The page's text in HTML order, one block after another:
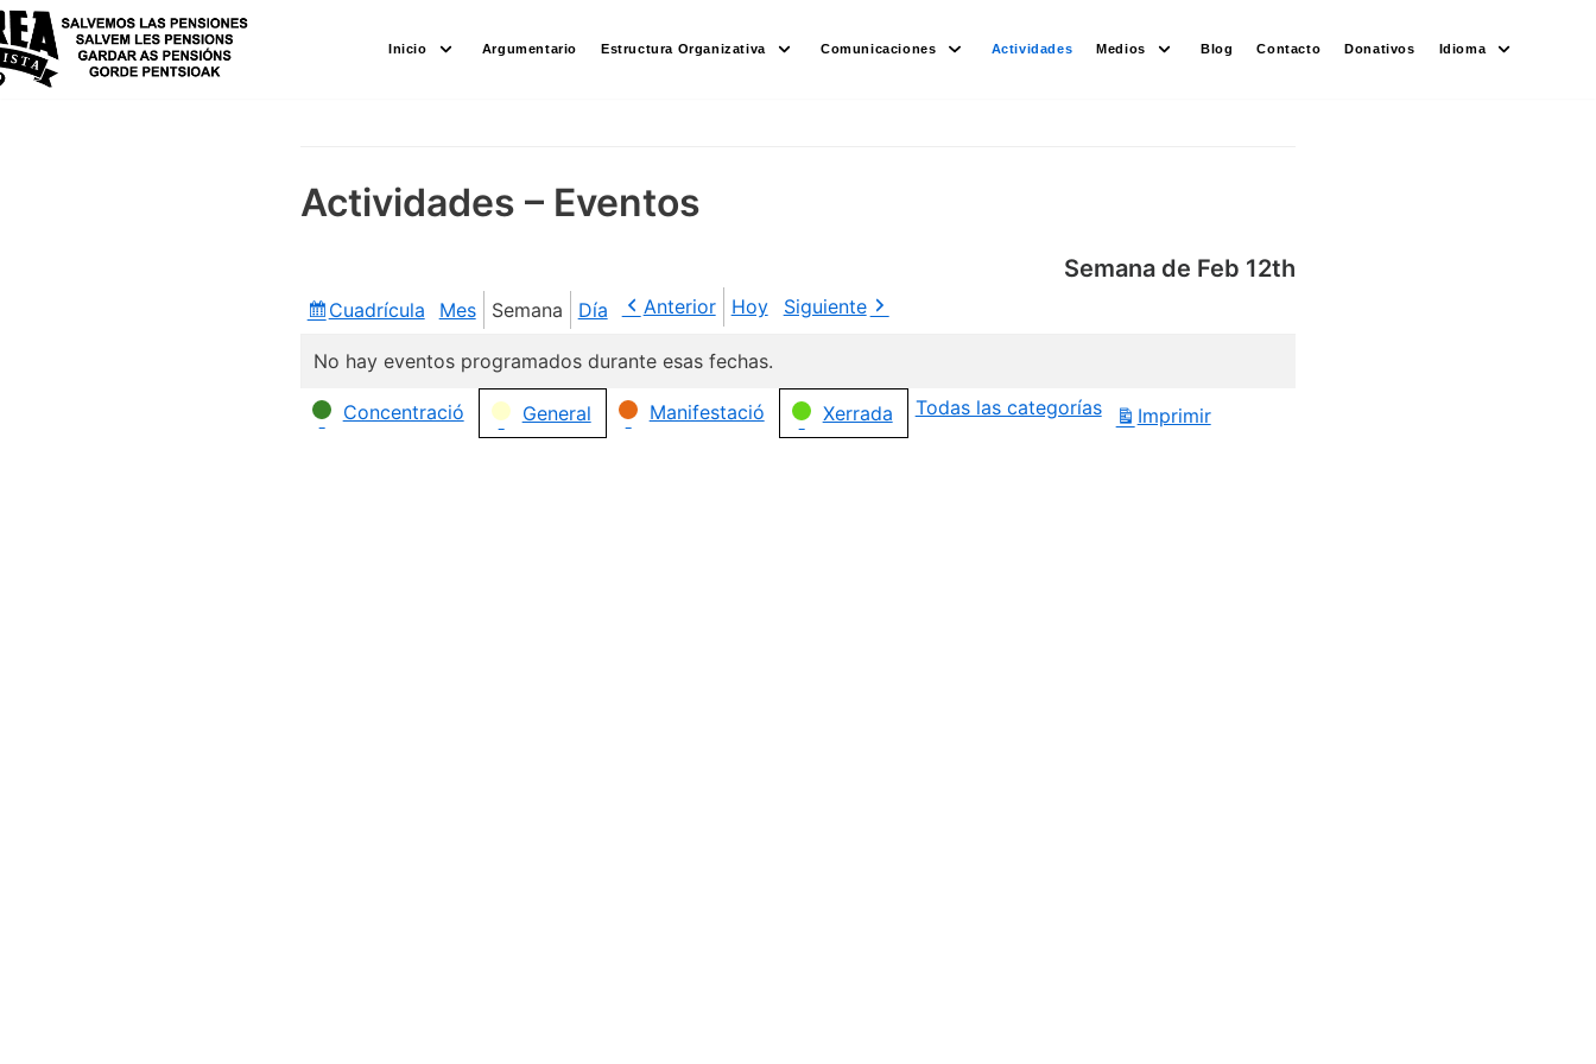
Saltar
al
contenido
Inicio Argumentario Estructura Organizativa Comunicaciones Actividades Medios Blog Contacto Donativos Idioma
Actividades – Eventos
Semana de Feb 12th
Ver
Cuadrícula Mes Semana Día Anterior Hoy Siguiente
No hay eventos programados durante esas fechas.
Categorías
Concentració General Manifestació Xerrada Todas las categorías Imprimir